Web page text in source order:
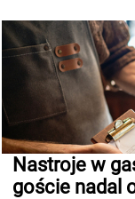
Nastroje w
goście nadal